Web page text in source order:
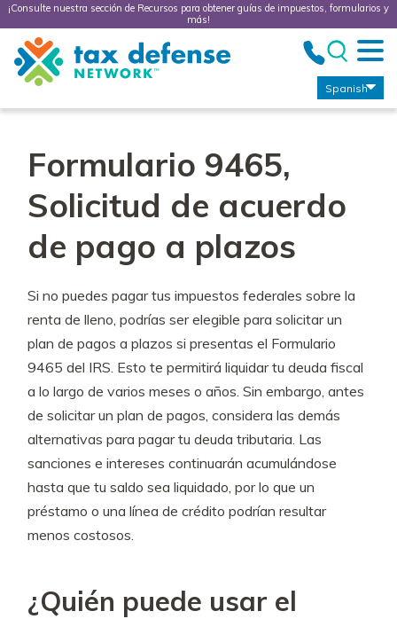
¡Consulte nuestra sección de Recursos para obtener guías de impuestos, formularios y
más!
Tax
Defense
Network
Spanish
Formulario 9465,
Solicitud de acuerdo
de pago a plazos
Si no puedes pagar tus impuestos federales sobre la
renta de lleno, podrías ser elegible para solicitar un
plan de pagos a plazos si presentas el Formulario
9465 del IRS. Esto te permitirá liquidar tu deuda fiscal
a lo largo de varios meses o años. Sin embargo, antes
de solicitar un plan de pagos, considera las demás
alternativas para pagar tu deuda tributaria. Las
sanciones e intereses continuarán acumulándose
hasta que tu saldo sea liquidado, por lo que un
préstamo o una línea de crédito podrían resultar
menos costosos.
¿Quién puede usar el